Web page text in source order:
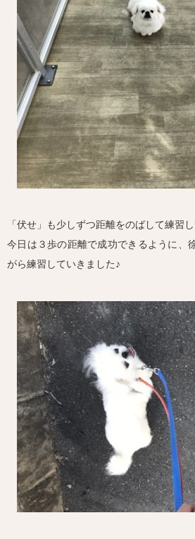
「伏せ」も少しずつ距離をのばして練習
今日は３歩の距離で成功できるように、
がら練習していきました♪